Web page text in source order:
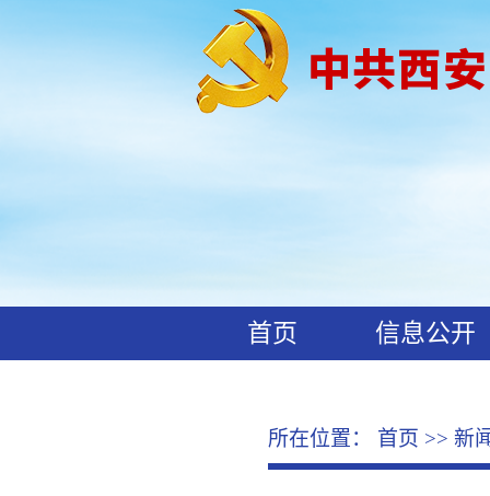
首页
信息公开
所在位置： 首页 >> 新